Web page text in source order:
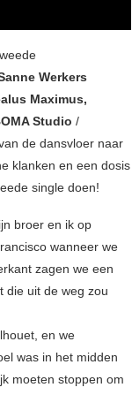
Werkers
Maximus,
Studio /
de dansvloer naar
klanken en een dosis
single doen!
broer en ik op
wanneer we
zagen we een
die uit de weg zou
en we
was in het midden
moeten stoppen om